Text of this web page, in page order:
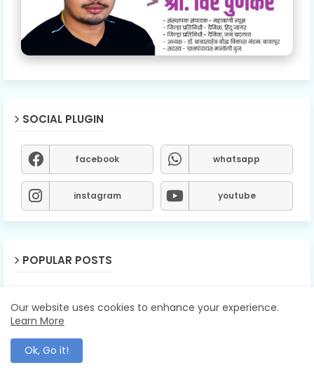
SOCIAL PLUGIN
facebook whatsapp
instagram youtube
POPULAR POSTS
LABELS
Our website uses cookies to enhance your experience.
Learn More
Ok, Go it!